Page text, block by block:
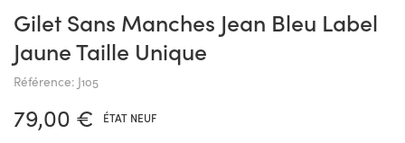
Gilet Sans Manches Jean Bleu Label
Jaune Taille Unique
Référence: J105
79,00 € ÉTAT NEUF